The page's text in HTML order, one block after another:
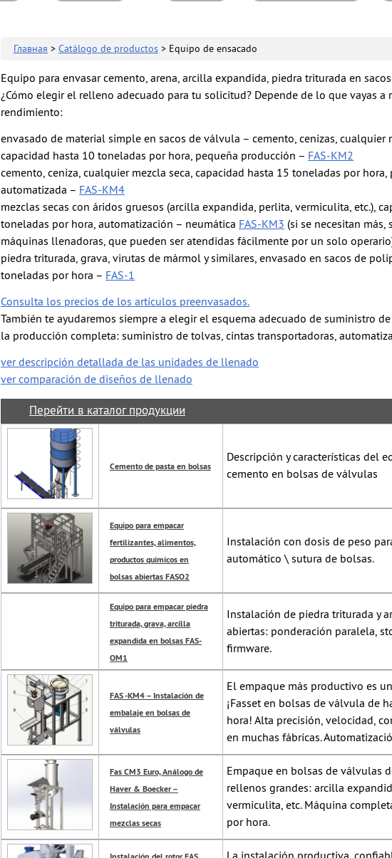
Главная > Catálogo de productos > Equipo de ensacado
Equipo para envasar cemento, arena, arcilla expandida, piedra triturada en sacos
¿Cómo elegir el relleno adecuado para tu solicitud? Depende de lo que vayas a
rendimiento:
envasado de material simple en sacos de válvula – cemento, cenizas, cualquier
capacidad hasta 10 toneladas por hora, pequeña producción – FAS-KM2
cemento, ceniza, cualquier mezcla seca, capacidad hasta 15 toneladas por hora,
automatizada – FAS-KM4
mezclas secas con áridos gruesos (arcilla expandida, perlita, vermiculita, etc.),
toneladas por hora, automatización – neumática FAS-KM3 (si se necesitan más,
máquinas llenadoras, que pueden ser atendidas fácilmente por un solo
piedra triturada, grava, virutas de mármol y similares, envasado en sacos de
toneladas por hora – FAS-1
Consulta los precios de los artículos preenvasados.
También te ayudaremos siempre a elegir el esquema adecuado de suministro
la producción completa: suministro de tolvas, cintas transportadoras,
ver descripción detallada de las unidades de llenado
ver comparación de diseños de llenado
Перейти в каталог продукции
Cemento de pasta en bolsas
Descripción y características del
cemento en bolsas de válvulas
Equipo para empacar
fertilizantes, alimentos,
productos químicos en
bolsas abiertas FASO2
Instalación con dosis de peso
automático \ sutura de bolsas.
Equipo para empacar piedra
triturada, grava, arcilla
expandida en bolsas FAS-
OM1
Instalación de piedra triturada y
abiertas: ponderación paralela,
firmware.
FAS -KM4 – Instalación de
embalaje en bolsas de
válvulas
El empaque más productivo es
¡Fasset en bolsas de válvula de
hora! Alta precisión, velocidad,
en muchas fábricas.
Fas CM3 Euro, Análogo de
Haver & Boecker –
Instalación para empacar
mezclas secas
Empaque en bolsas de válvulas
rellenos grandes: arcilla
vermiculita, etc. Máquina
por hora.